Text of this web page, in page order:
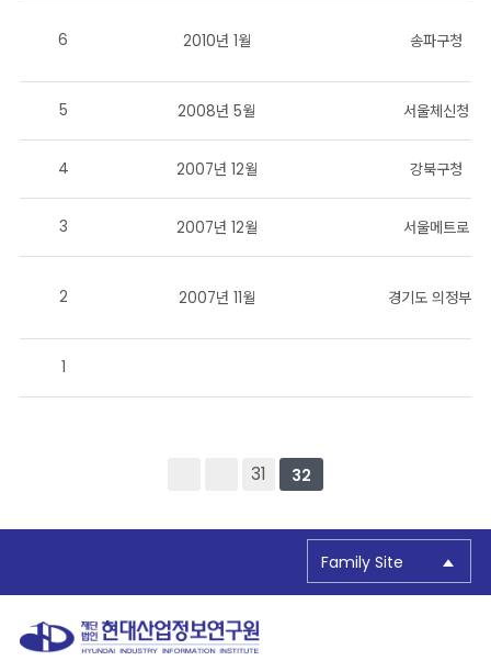
6 2010년 1월 송파구청
5 2008년 5월 서울체신청
4 2007년 12월 강북구청
3 2007년 12월 서울메트로
2 2007년 11월 경기도 의정부시
1
31 32
Family Site